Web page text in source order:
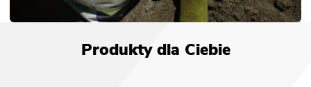
Produkty dla Ciebie